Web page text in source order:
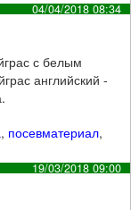
04/04/2018 08:34
с белым
английский -
, посевматериал,
19/03/2018 09:00